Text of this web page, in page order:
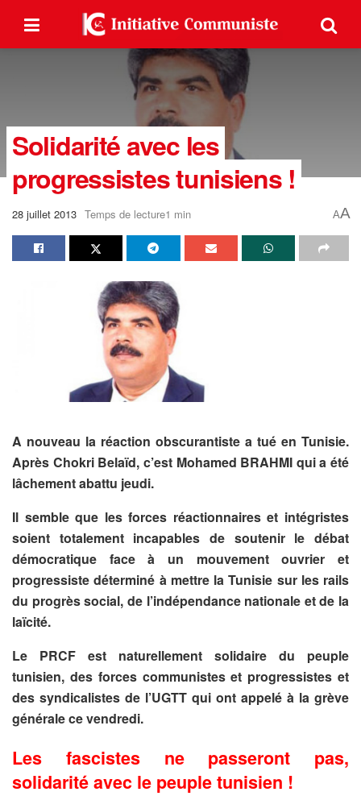
Solidarité avec les
progressistes tunisiens !
28 juillet 2013 Temps de lecture1 min AA
A nouveau la réaction obscurantiste a tué en Tunisie.
Après Chokri Belaïd, c’est Mohamed BRAHMI qui a été
lâchement abattu jeudi.
Il semble que les forces réactionnaires et intégristes
soient totalement incapables de soutenir le débat
démocratique face à un mouvement ouvrier et
progressiste déterminé à mettre la Tunisie sur les rails
du progrès social, de l’indépendance nationale et de la
laïcité.
Le PRCF est naturellement solidaire du peuple
tunisien, des forces communistes et progressistes et
des syndicalistes de l’UGTT qui ont appelé à la grève
générale ce vendredi.
Les fascistes ne passeront pas,
solidarité avec le peuple tunisien !